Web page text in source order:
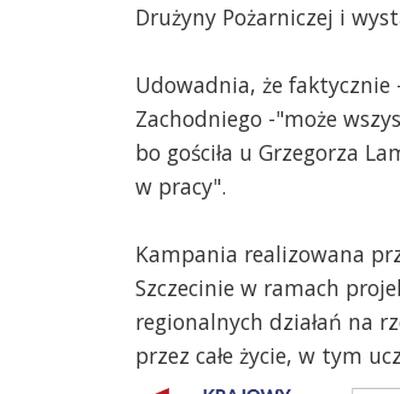
Drużyny Pożarniczej i
Udowadnia, że faktycznie
Zachodniego -"może
bo gościła u Grzegorza
w pracy".
Kampania realizowana
Szczecinie w ramach
regionalnych działań na
przez całe życie, w tym